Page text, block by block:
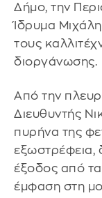
Δήμο, την
Ίδρυμα
τους
διοργάνωσης.
Από την
Διευθυντής
πυρήνα της
εξωστρέφεια,
έξοδος από τα
έμφαση στη